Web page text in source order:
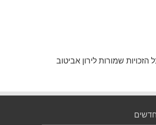
הזכויות שמורות לירון אביטוב